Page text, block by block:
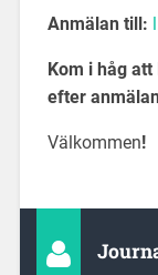
Anmälan till:
Kom i håg
efter
Välkommen!